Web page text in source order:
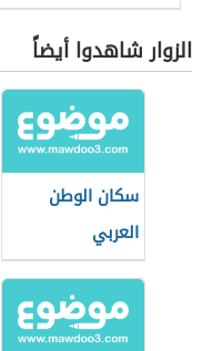
الزوار شاهدوا أيضاً
سكان الوطن
العربي